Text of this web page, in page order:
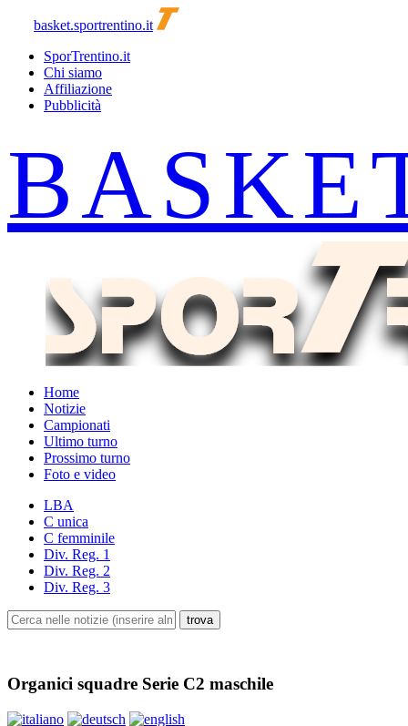
basket.sportrentino.it
SporTrentino.it
Chi siamo
Affiliazione
Pubblicità
Home
Notizie
Campionati
Ultimo turno
Prossimo turno
Foto e video
LBA
C unica
C femminile
Div. Reg. 1
Div. Reg. 2
Div. Reg. 3
Organici squadre Serie C2 maschile